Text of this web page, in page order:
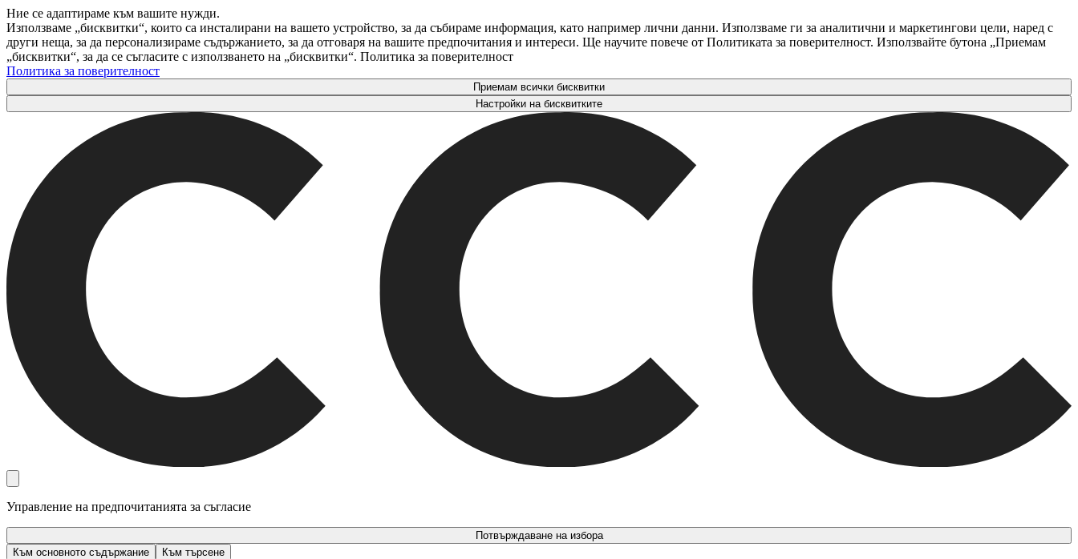
Ние се адаптираме към вашите нужди.
Използваме „бисквитки“, които са инсталирани на вашето устройство, за да събираме информация, като например лични данни. Използваме ги за аналитични и маркетингови цели, наред с
други неща, за да персонализираме съдържанието, за да отговаря на вашите предпочитания и интереси. Ще научите повече от Политиката за поверителност. Използвайте бутона „Приемам
„бисквитки“, за да се съгласите с използването на „бисквитки“. Политика за поверителност
Политика за поверителност
Приемам всички бисквитки
Настройки на бисквитките
Управление на предпочитанията за съгласие
Потвърждаване на избора
Към основното съдържание
Към търсене